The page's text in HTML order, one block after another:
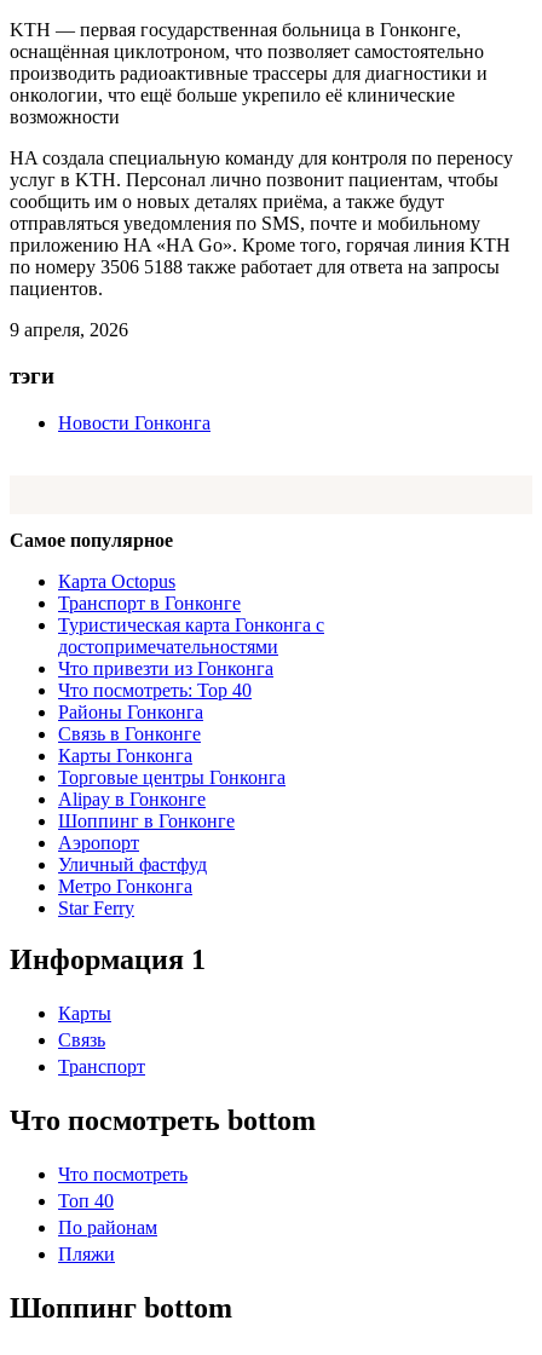
KTH — первая государственная больница в Гонконге,
оснащённая циклотроном, что позволяет самостоятельно
производить радиоактивные трассеры для диагностики и
онкологии, что ещё больше укрепило её клинические
возможности
HA создала специальную команду для контроля по переносу
услуг в KTH. Персонал лично позвонит пациентам, чтобы
сообщить им о новых деталях приёма, а также будут
отправляться уведомления по SMS, почте и мобильному
приложению HA «HA Go». Кроме того, горячая линия KTH
по номеру 3506 5188 также работает для ответа на запросы
пациентов.
9 апреля, 2026
тэги
Новости Гонконга
Самое популярное
Карта Octopus
Транспорт в Гонконге
Туристическая карта Гонконга с
достопримечательностями
Что привезти из Гонконга
Что посмотреть: Top 40
Районы Гонконга
Связь в Гонконге
Карты Гонконга
Торговые центры Гонконга
Alipay в Гонконге
Шоппинг в Гонконге
Аэропорт
Уличный фастфуд
Метро Гонконга
Star Ferry
Информация 1
Карты
Связь
Транспорт
Что посмотреть bottom
Что посмотреть
Топ 40
По районам
Пляжи
Шоппинг bottom